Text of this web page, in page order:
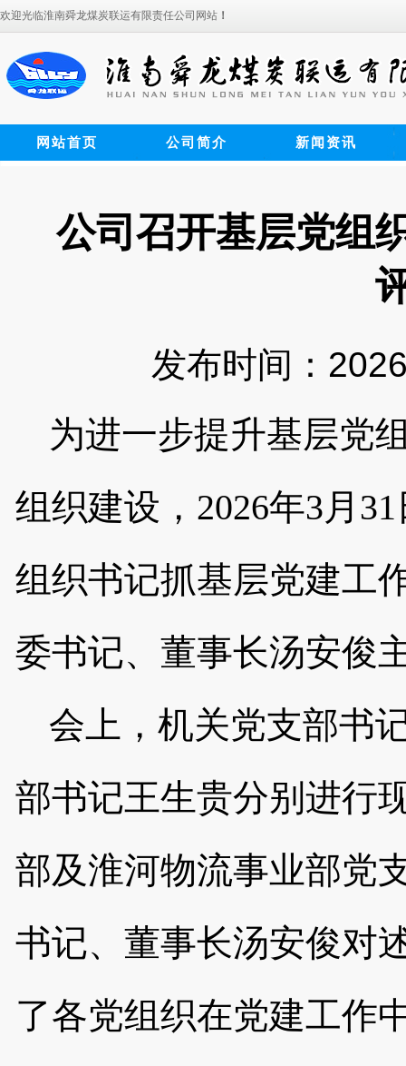
欢迎光临淮南舜龙煤炭联运有限责任公司网站 ！
网站首页 公司简介 新闻资讯
公司召开基层党组
发布时间：
为进一步提升基层党
组织建设， 2026年3月 31
组织书记抓基层党建工
委书记、董事长汤安俊
会上，机关党支部书
部书记王生贵分别进行
部及淮河物流事业部党
书记、董事长汤安俊对
了各党组织在党建工作